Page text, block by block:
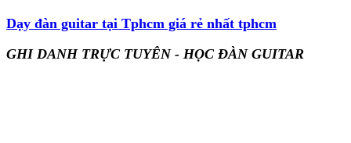
Dạy đàn guitar tại Tphcm giá rẻ nhất tphcm
GHI DANH TRỰC TUYÊN - HỌC ĐÀN GUITAR